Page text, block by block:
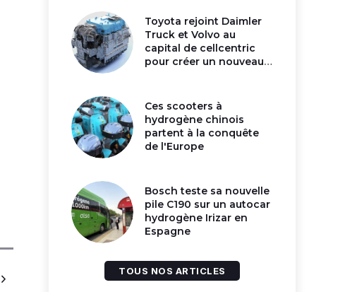
Toyota rejoint Daimler
Truck et Volvo au
capital de cellcentric
pour créer un nouveau
Ces scooters à
hydrogène chinois
partent à la conquête
de l'Europe
Bosch teste sa nouvelle
pile C190 sur un autocar
hydrogène Irizar en
Espagne
TOUS NOS ARTICLES